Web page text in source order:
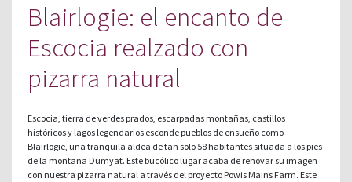
Blairlogie: el encanto de
Escocia realzado con
pizarra natural
Escocia, tierra de verdes prados, escarpadas montañas, castillos
históricos y lagos legendarios esconde pueblos de ensueño como
Blairlogie, una tranquila aldea de tan solo 58 habitantes situada a los pies
de la montaña Dumyat. Este bucólico lugar acaba de renovar su imagen
con nuestra pizarra natural a través del proyecto Powis Mains Farm. Este